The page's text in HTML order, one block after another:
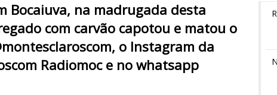
Bocaiuva, na madrugada desta
com carvão capotou e matou o
o Instagram da
Radiomoc e no whatsapp